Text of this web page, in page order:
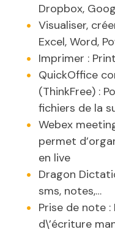
Dropbox,
Visualiser,
Excel, Word,
Imprimer :
QuickOffice
(ThinkFree) :
fichiers de la
Webex
permet
en live
Dragon
sms, notes,…
Prise de note
d\’écriture